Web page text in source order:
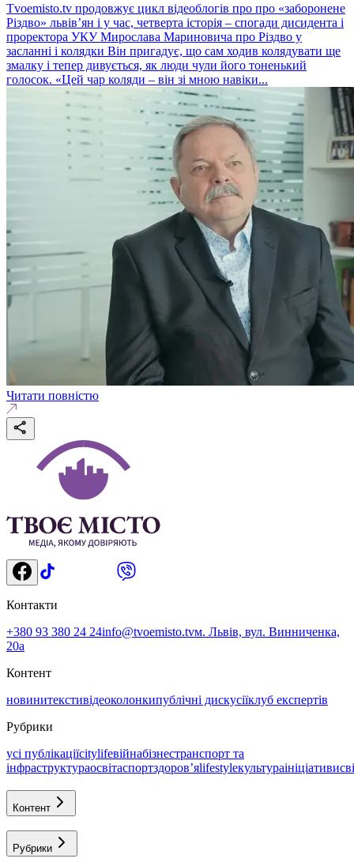
Tvoemisto.tv продовжує цикл відеоблогів про про «заборонене
Різдво» львів’ян і у час, четверта історія – спогади дисидента і
проректора УКУ Мирослава Мариновича про Різдво у
засланні і колядки Він пригадує, що сам ходив колядувати ще
змалку і тепер дивується, як люди чули його тоненький
голосок. «Цей чар коляди – він зі мною навіки...
Читати повністю
Контакти
+380 93 380 24 24info@tvoemisto.tvм. Львів, вул. Винниченка,
20а
Контент
новинитекстивідеоколонкипублічні дискусіїклуб експертів
Рубрики
усі публікаціїcitylifeвійнабізнестранспорт та
інфраструктураосвітаспортздоровʼяlifestyleкультураініціативи
Контент
Рубрики